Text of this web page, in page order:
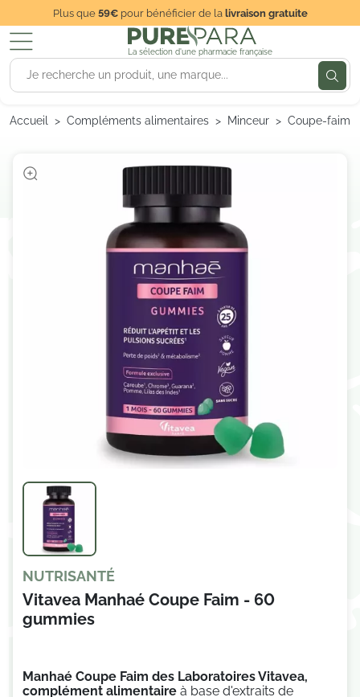
Plus que59€pour bénéficier de lalivraison gratuite
La sélection d'une pharmacie française
Accueil Compléments alimentaires Minceur Coupe-faim
NUTRISANTÉ
Vitavea Manhaé Coupe Faim - 60
gummies
Manhaé Coupe Faim des Laboratoires Vitavea,
complément alimentaireà base d'extraits de